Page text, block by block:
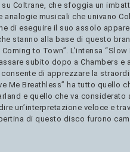
Coltrane, che sfoggia un
musicali che univano
di eseguire il suo assolo
stanno alla base di questo
to Town”. L’intensa
subito dopo a Chambers e
di apprezzare la
Me Breathless” ha tutto quello
e quello che va
un’interpretazione veloce e
di questo disco furono